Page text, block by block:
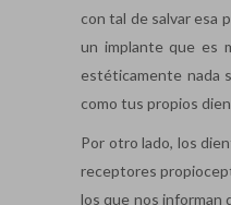
con tal de salvar esa
un implante que es
estéticamente nada
como tus propios
Por otro lado, los
receptores
los que nos informan